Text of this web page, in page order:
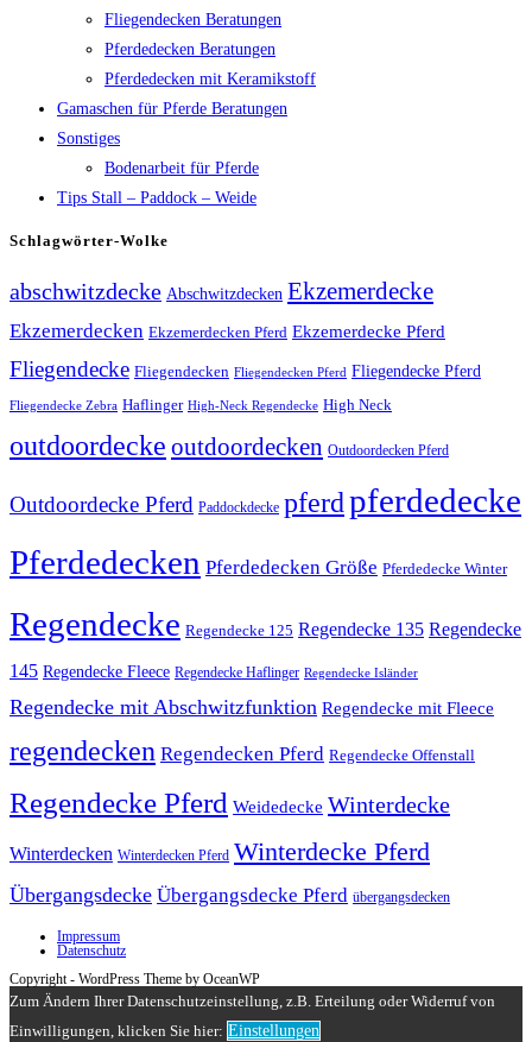
Fliegendecken Beratungen
Pferdedecken Beratungen
Pferdedecken mit Keramikstoff
Gamaschen für Pferde Beratungen
Sonstiges
Bodenarbeit für Pferde
Tips Stall – Paddock – Weide
Schlagwörter-Wolke
abschwitzdecke Abschwitzdecken Ekzemerdecke
Ekzemerdecken Ekzemerdecken Pferd Ekzemerdecke Pferd
Fliegendecke Fliegendecken Fliegendecken Pferd Fliegendecke Pferd
Fliegendecke Zebra Haflinger High-Neck Regendecke High Neck
outdoordecke outdoordecken Outdoordecken Pferd
Outdoordecke Pferd Paddockdecke pferdpferdedecke
Pferdedecken Pferdedecken Größe Pferdedecke Winter
Regendecke Regendecke 125 Regendecke 135 Regendecke
145 Regendecke Fleece Regendecke Haflinger Regendecke Isländer
Regendecke mit Abschwitzfunktion Regendecke mit Fleece
regendecken Regendecken Pferd Regendecke Offenstall
Regendecke Pferd Weidedecke Winterdecke
Winterdecken Winterdecken Pferd Winterdecke Pferd
Übergangsdecke Übergangsdecke Pferd übergangsdecken
Impressum
Datenschutz
Copyright - WordPress Theme by OceanWP
Zum Ändern Ihrer Datenschutzeinstellung, z.B. Erteilung oder Widerruf von
Einwilligungen, klicken Sie hier: Einstellungen